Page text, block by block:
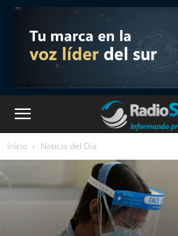
Inicio Noticia del Día